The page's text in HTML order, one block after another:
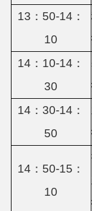
13： 50-14 ：
10
14 ： 10-14：
30
14： 30-14：
50
14： 50-15 ：
10